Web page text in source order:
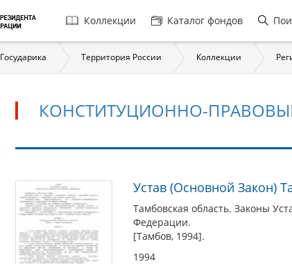
Главная
навигация
Коллекции Каталог фондов
Государика Территория России Коллекции
КОНСТИТУЦИОННО-
Конституционно-
правовые
основы
Устав (Основной Закон)
Тамбовская область. Законы
Федерации.
[Тамбов, 1994].
1994